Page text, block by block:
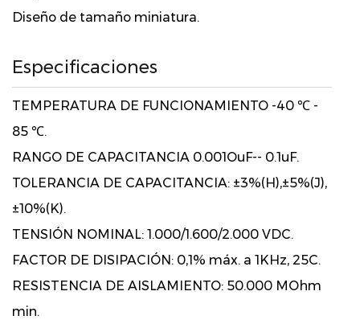
Diseño de tamaño miniatura.
Especificaciones
TEMPERATURA DE FUNCIONAMIENTO -40 ℃ -
85 ℃.
RANGO DE CAPACITANCIA 0.001OuF-- 0.1uF.
TOLERANCIA DE CAPACITANCIA: ±3%(H),±5%(J),
±10%(K).
TENSIÓN NOMINAL: 1.000/1.600/2.000 VDC.
FACTOR DE DISIPACIÓN: 0,1% máx. a 1KHz, 25C.
RESISTENCIA DE AISLAMIENTO: 50.000 MOhm
min.